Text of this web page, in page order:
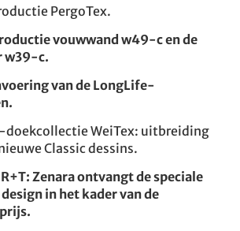
PergoTex.
vouwwand w49-c en de
w39-c.
van de LongLife-
doekcollectie WeiTex: uitbreiding
Classic dessins.
Zenara ontvangt de speciale
in het kader van de